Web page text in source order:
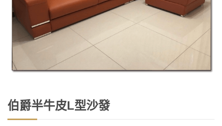
伯爵半牛皮L型沙發